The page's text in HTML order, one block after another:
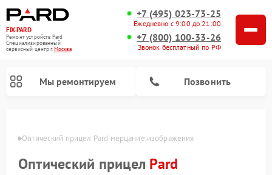
FIX-PARD
Ремонт устройств Pard
Специализированный
cервисный центр г.Москва
+7 (495) 023-73-25
Ежедневно с 9:00 до 21:00
+7 (800) 100-33-26
Звонок бесплатный по РФ
Мы ремонтируем Позвонить
Оптический прицел Pard мерцание изображения
Оптический прицел Pard